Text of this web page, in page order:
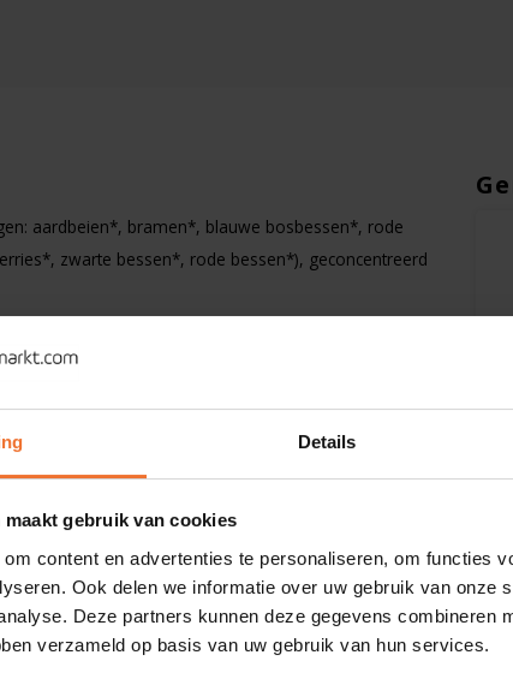
Details
gebruik van cookies
content en advertenties te personaliseren, om functies
Ook delen we informatie over uw gebruik van onze
Deze partners kunnen deze gegevens combineren
verzameld op basis van uw gebruik van hun services.
aardbeien*, bramen*, blauwe bosbessen*, rode
zwarte bessen*, rode bessen*), geconcentreerd
664kJ/157kcal
0g
0g
38g
Fiordifrutta
Perzik Fruitbeleg
Biologisch - Glutenvrij
250 gram
€3,99